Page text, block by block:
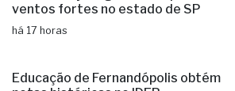
Ciclone: veja regiões com previsão de
ventos fortes no estado de SP